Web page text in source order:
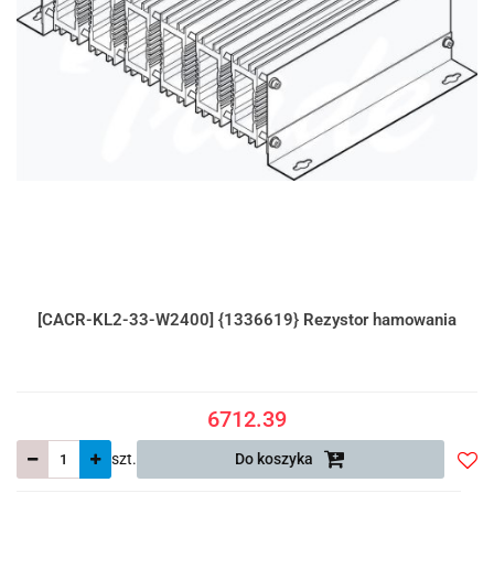
[CACR-KL2-33-W2400] {1336619} Rezystor hamowania
6712.39
szt. Do koszyka